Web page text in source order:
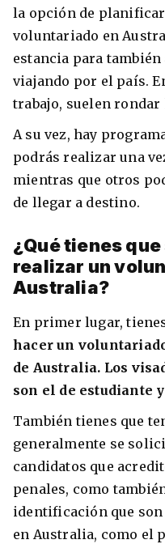
la opción de
voluntariado en
estancia para
viajando por el país.
trabajo, suelen rondar
A su vez, hay
podrás realizar una
mientras que otros
de llegar a destino.
¿Qué tienes
realizar un
Australia?
En primer lugar,
hacer un
de Australia. Los
son el de estudiante
También tienes que
generalmente se
candidatos que
penales, como
identificación que
en Australia, como el